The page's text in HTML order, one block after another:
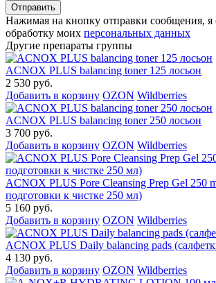
Нажимая на кнопку отправки сообщения, я
обработку моих персональных данных
Другие препараты группы
ACNOX PLUS balancing toner 125 лосьон
2 530 руб.
Добавить в корзину OZON Wildberries
ACNOX PLUS balancing toner 250 лосьон
3 700 руб.
Добавить в корзину OZON Wildberries
ACNOX PLUS Pore Cleansing Prep Gel 250
подготовки к чистке 250 мл)
5 160 руб.
Добавить в корзину OZON Wildberries
ACNOX PLUS Daily balancing pads
4 130 руб.
Добавить в корзину OZON Wildberries